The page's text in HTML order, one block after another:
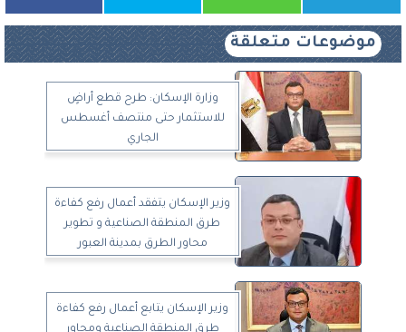
موضوعات متعلقة
وزارة الإسكان: طرح قطع أراضٍ
للاستثمار حتى منتصف أغسطس
الجاري
وزير الإسكان يتفقد أعمال رفع كفاءة
طرق المنطقة الصناعية و تطوير
محاور الطرق بمدينة العبور
وزير الإسكان يتابع أعمال رفع كفاءة
طرق المنطقة الصناعية ومحاور